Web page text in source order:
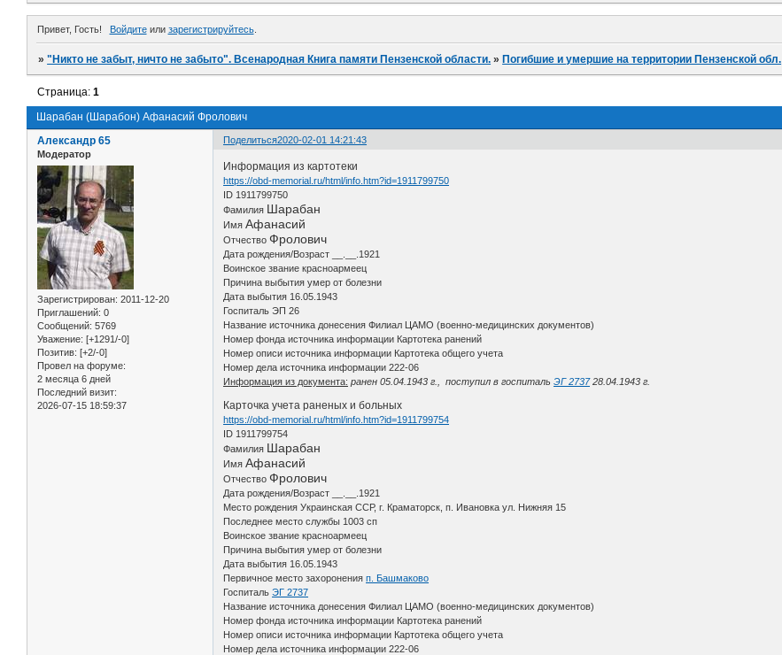
Привет, Гость! Войдитеили зарегистрируйтесь.
»"Никто не забыт, ничто не забыто". Всенародная Книга памяти Пензенской области. » Погибшие и умершие на территории Пензенской обл.
Шарабан (Шарабон) Афанасий Фролович
Страница:1
Поделиться2020-02-01 14:21:43
Александр 65
Модератор
Зарегистрирован: 2011-12-20
Приглашений: 0
Сообщений: 5769
Уважение: [+1291/-0]
Позитив: [+2/-0]
Провел на форуме:
2 месяца 6 дней
Последний визит:
2026-07-15 18:59:37
Информация из картотеки
https://obd-memorial.ru/html/info.htm?id=1911799750
ID 1911799750
Фамилия Шарабан
ИмяАфанасий
ОтчествоФролович
Дата рождения/Возраст __.__.1921
Воинское звание красноармеец
Причина выбытия умер от болезни
Дата выбытия 16.05.1943
Госпиталь ЭП 26
Название источника донесения Филиал ЦАМО (военно-медицинских документов)
Номер фонда источника информации Картотека ранений
Номер описи источника информации Картотека общего учета
Номер дела источника информации 222-06
Информация из документа: ранен 05.04.1943 г., поступил в госпитальЭГ 273728.04.1943 г.
Карточка учета раненых и больных
https://obd-memorial.ru/html/info.htm?id=1911799754
ID 1911799754
Фамилия Шарабан
ИмяАфанасий
ОтчествоФролович
Дата рождения/Возраст __.__.1921
Место рождения Украинская ССР, г. Краматорск, п. Ивановка ул. Нижняя 15
Последнее место службы 1003 сп
Воинское звание красноармеец
Причина выбытия умер от болезни
Дата выбытия 16.05.1943
Первичное место захороненияп. Башмаково
ГоспитальЭГ 2737
Название источника донесения Филиал ЦАМО (военно-медицинских документов)
Номер фонда источника информации Картотека ранений
Номер описи источника информации Картотека общего учета
Номер дела источника информации 222-06